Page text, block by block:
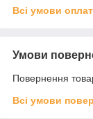
Всі умови
Умови
Повернення
Всі умови